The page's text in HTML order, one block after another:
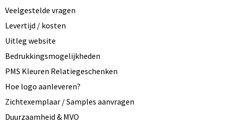
Veelgestelde vragen
Levertijd / kosten
Uitleg website
Bedrukkingsmogelijkheden
PMS Kleuren Relatiegeschenken
Hoe logo aanleveren?
Zichtexemplaar / Samples aanvragen
Duurzaamheid & MVO